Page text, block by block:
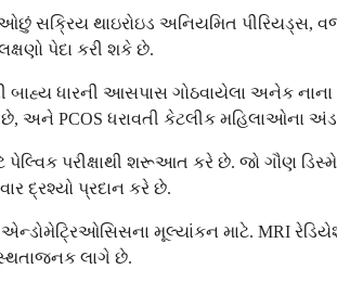
ઓછું સક્રિય થાઇરોઇડ અનિયમિત
પેદા કરી શકે છે.
ધારની આસપાસ ગોઠવાયેલા અનેક નાના
છે, અને PCOS ધરાવતી કેટલીક મહિલાઓના
પરીક્ષાથી શરૂઆત કરે છે. જો ગૌણ
દ્રશ્યો પ્રદાન કરે છે.
મૂલ્યાંકન માટે. MRI
લાગે છે.